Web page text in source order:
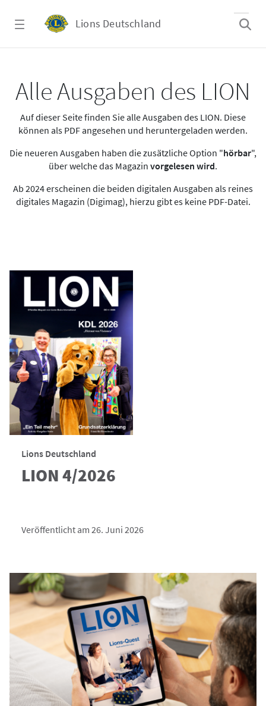
Lions Deutschland
Alle Ausgaben des LION
Auf dieser Seite finden Sie alle Ausgaben des LION. Diese
können als PDF angesehen und heruntergeladen werden.
Die neueren Ausgaben haben die zusätzliche Option "hörbar",
über welche das Magazin vorgelesen wird.
Ab 2024 erscheinen die beiden digitalen Ausgaben als reines
digitales Magazin (Digimag), hierzu gibt es keine PDF-Datei.
Lions Deutschland
LION 4/2026
Veröffentlicht am 26. Juni 2026